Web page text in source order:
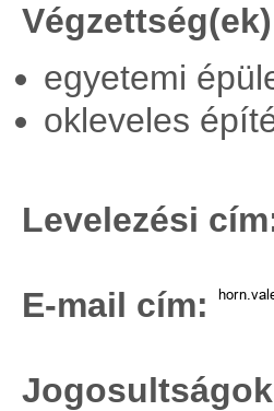
egyetemi
okleveles
Levelezési
E-mail cím: